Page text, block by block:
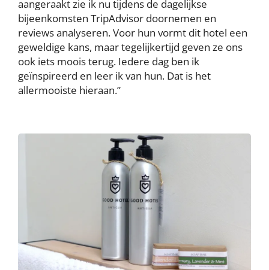
aangeraakt zie ik nu tijdens de dagelijkse
bijeenkomsten TripAdvisor doornemen en
reviews analyseren. Voor hun vormt dit hotel een
geweldige kans, maar tegelijkertijd geven ze ons
ook iets moois terug. Iedere dag ben ik
geïnspireerd en leer ik van hun. Dat is het
allermooiste hieraan.”